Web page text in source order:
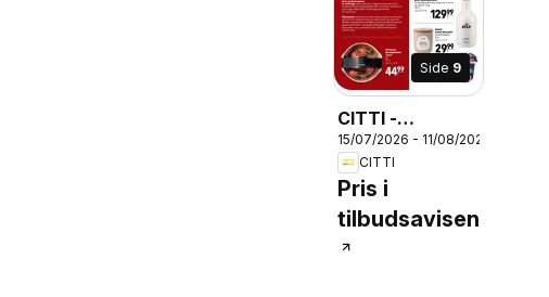
Side 9
CITTI -
Tilbudsavis uge
29 - 32
15/07/2026 - 11/08/2026
CITTI
Pris i
tilbudsavisen